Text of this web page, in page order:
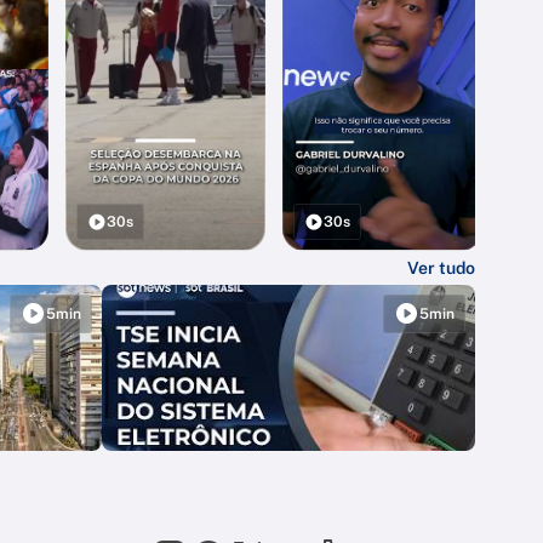
30s 30s
Ver tudo
5min 5min